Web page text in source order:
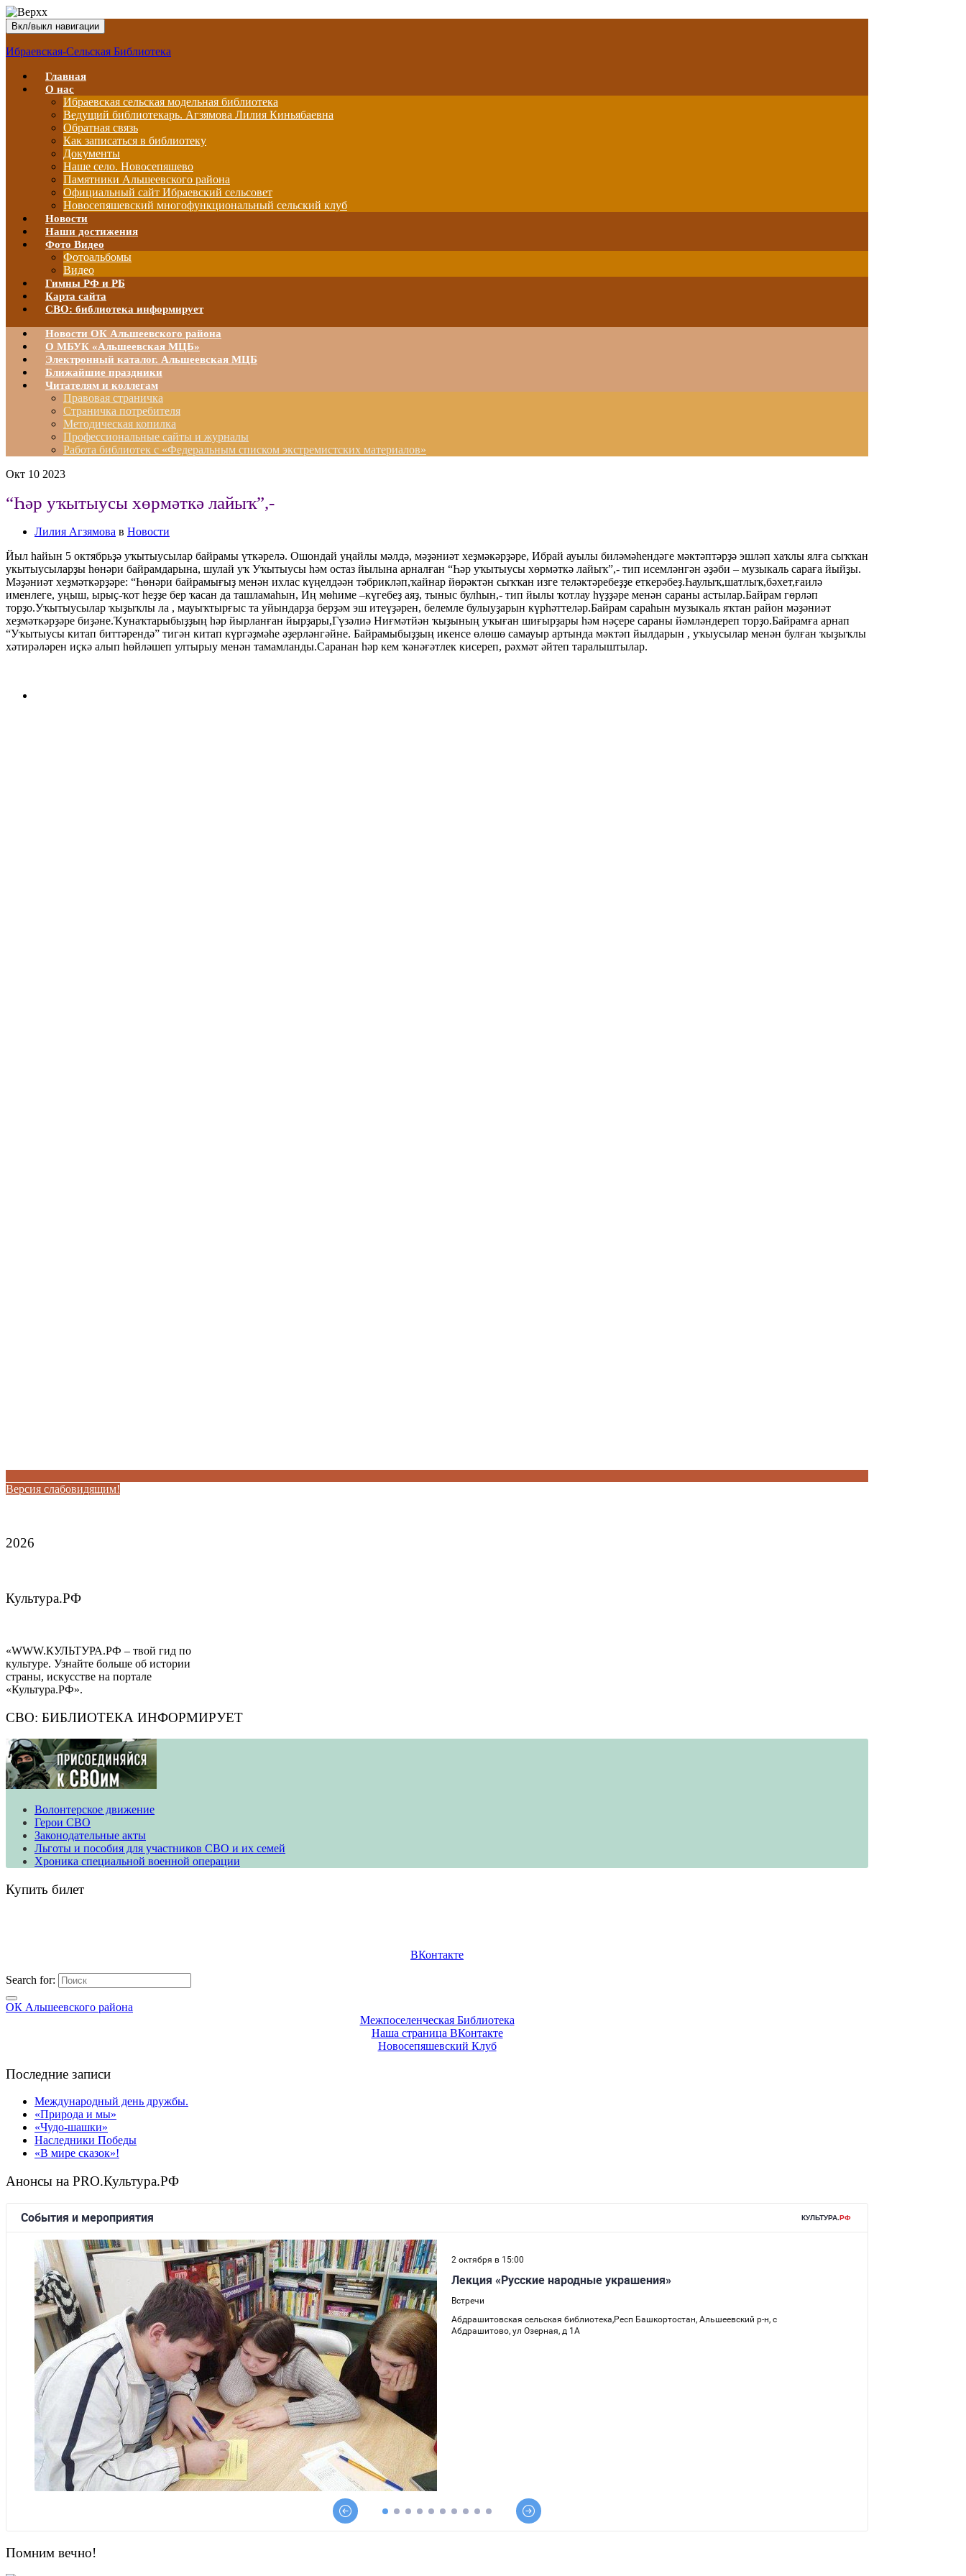
Вкл/выкл навигации
Ибраевская-Сельская Библиотека
Главная
О нас
Ибраевская сельская модельная библиотека
Ведущий библиотекарь. Агзямова Лилия Киньябаевна
Обратная связь
Как записаться в библиотеку
Документы
Наше село. Новосепяшево
Памятники Альшеевского района
Официальный сайт Ибраевский сельсовет
Новосепяшевский многофункциональный сельский клуб
Новости
Наши достижения
Фото Видео
Фотоальбомы
Видео
Гимны РФ и РБ
Карта сайта
СВО: библиотека информирует
Новости ОК Альшеевского района
О МБУК «Альшеевская МЦБ»
Электронный каталог. Альшеевская МЦБ
Ближайшие праздники
Читателям и коллегам
Правовая страничка
Страничка потребителя
Методическая копилка
Профессиональные сайты и журналы
Работа библиотек с «Федеральным списком экстремистских материалов»
Окт 10 2023
“Һәр уҡытыусы хөрмәткә лайыҡ”,-
Лилия Агзямова в Новости
Йыл һайын 5 октябрьҙә уҡытыусылар байрамы үткәрелә. Ошондай уңайлы мәлдә, мәҙәниәт хеҙмәкәрҙәре, Ибрай ауылы биләмәһендәге мәктәптәрҙә эшләп хаҡлы ялға сыҡҡан
укытыусыларҙы һөнәри байрамдарына, шулай уҡ Уҡытыусы һәм остаз йылына арналған “Һәр уҡытыусы хөрмәткә лайыҡ”,- тип исемләнгән әҙәби – музыкаль сараға йыйҙы.
Мәҙәниәт хеҙмәткәрҙәре: “Һөнәри байрамығыҙ менән ихлас күңелдәән тәбрикләп,ҡайнар йөрәктән сыҡҡан изге теләктәребеҙҙе еткерәбеҙ.Һаулыҡ,шатлыҡ,бәхет,ғаилә
именлеге, уңыш, ырыҫ-ҡот һеҙҙе бер ҡасан да ташламаһын, Иң мөһиме –күгебеҙ аяҙ, тыныс булһын,- тип йылы ҡотлау һүҙҙәре менән сараны астылар.Байрам гөрләп
торҙо.Уҡытыусылар ҡыҙыҡлы ла , мауыҡтырғыс та уйындарҙа берҙәм эш итеүҙәрен, белемле булыуҙарын күрһәттеләр.Байрам сараһын музыкаль яҡтан район мәҙәниәт
хеҙмәткәрҙәре биҙәне.Ҡунаҡтарыбыҙҙың һәр йырланған йырҙары,Гүзәлиә Ниғмәтйән ҡыҙының уҡыған шиғырҙары һәм нәҫере сараны йәмләндереп торҙо.Байрамға арнап
“Уҡытыусы китап биттәрендә” тигән китап күргәҙмәһе әҙерләнгәйне. Байрамыбыҙҙың икенсе өлөшө самауыр артында мәктәп йылдарын , уҡыусылар менән булған ҡыҙыҡлы
хәтирәләрен иҫкә алып һөйләшеп ултырыу менән тамамланды.Саранан һәр кем ҡәнәғәтлек кисереп, рәхмәт әйтеп таралыштылар.
Версия слабовидящим!
2026
Культура.РФ
«WWW.КУЛЬТУРА.РФ – твой гид по
культуре. Узнайте больше об истории
страны, искусстве на портале
«Культура.РФ».
СВО: БИБЛИОТЕКА ИНФОРМИРУЕТ
Волонтерское движение
​​​​​​​Герои СВО
Законодательные акты
Льготы и пособия для участников СВО и их семей
Хроника специальной военной операции
Купить билет
ВКонтакте
Search for:
ОК Альшеевского района
Межпоселенческая Библиотека
Наша страница ВКонтакте
Новосепяшевский Клуб
Последние записи
Международный день дружбы.
«Природа и мы»
«Чудо-шашки»
Наследники Победы
«В мире сказок»!
Анонсы на PRO.Культура.РФ
Помним вечно!